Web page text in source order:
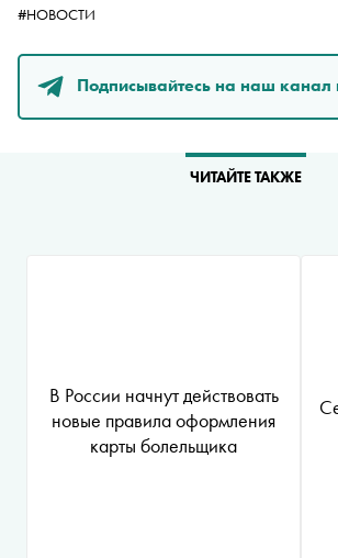
#НОВОСТИ
Подписывайтесь на наш канал
ЧИТАЙТЕ ТАКЖЕ
В России начнут действовать
новые правила оформления
карты болельщика